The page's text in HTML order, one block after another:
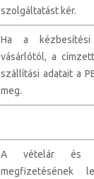
szolgáltatást kér.
Ha a
vásárlótól, a
szállítási adatait a
meg.
A vételár és
megfizetésének